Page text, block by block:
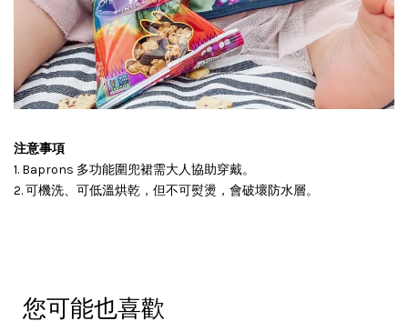
注意事項
1. Baprons 多功能圍兜裙需大人協助穿戴。
2. 可機洗、可低溫烘乾，但不可熨燙，會破壞防水層。
您可能也喜歡